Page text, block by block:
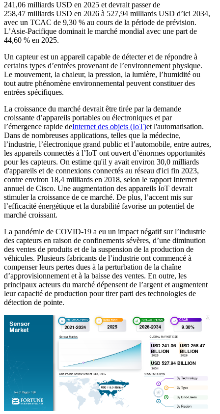
241,06 milliards USD en 2025 et devrait passer de
258,47 milliards USD en 2026 à 527,94 milliards USD d’ici 2034,
avec un TCAC de 9,30 % au cours de la période de prévision.
L’Asie-Pacifique dominait le marché mondial avec une part de
44,60 % en 2025.
Un capteur est un appareil capable de détecter et de répondre à
certains types d’entrées provenant de l’environnement physique.
Le mouvement, la chaleur, la pression, la lumière, l’humidité ou
tout autre phénomène environnemental peuvent constituer des
entrées spécifiques.
La croissance du marché devrait être tirée par la demande
croissante d’appareils portables ou électroniques et par
l’émergence rapide deInternet des objets (IoT)et l'automatisation.
Dans de nombreuses applications, telles que la médecine,
l’industrie, l’électronique grand public et l’automobile, entre autres,
les appareils connectés à l’IoT ont ouvert d’énormes opportunités
pour les capteurs. On estime qu'il y avait environ 30,0 milliards
d'appareils et de connexions connectés au réseau d'ici fin 2023,
contre environ 18,4 milliards en 2018, selon le rapport Internet
annuel de Cisco. Une augmentation des appareils IoT devrait
stimuler la croissance de ce marché. De plus, l’accent mis sur
l’efficacité énergétique et la durabilité favorise un potentiel de
marché croissant.
La pandémie de COVID-19 a eu un impact négatif sur l’industrie
des capteurs en raison de confinements sévères, d’une diminution
des ventes de produits et de la suspension de la production de
véhicules. Plusieurs fabricants de l’industrie ont commencé à
compenser leurs pertes dues à la perturbation de la chaîne
d’approvisionnement et à la baisse des ventes. En outre, les
principaux acteurs du marché dépensent de l’argent et augmentent
leur capacité de production pour tirer parti des technologies de
détection de pointe.